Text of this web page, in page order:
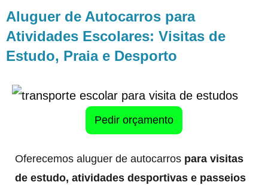
Aluguer de Autocarros para
Atividades Escolares: Visitas de
Estudo, Praia e Desporto
Oferecemos aluguer de autocarros para visitas
de estudo, atividades desportivas e passeios
Pedir orçamento